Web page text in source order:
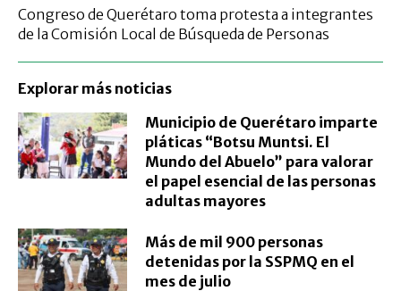
Congreso de Querétaro toma protesta a integrantes
de la Comisión Local de Búsqueda de Personas
Explorar más noticias
Municipio de Querétaro imparte
pláticas “Botsu Muntsi. El
Mundo del Abuelo” para valorar
el papel esencial de las personas
adultas mayores
Más de mil 900 personas
detenidas por la SSPMQ en el
mes de julio